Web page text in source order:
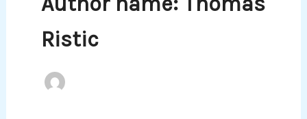
Ristic